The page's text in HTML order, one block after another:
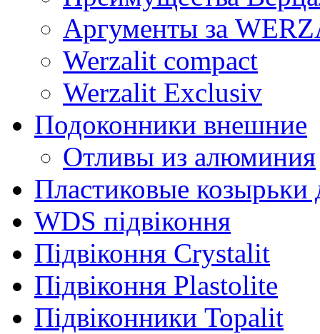
Аргументы за
Werzalit compact
Werzalit Exclusiv
Подоконники внешние
Отливы из алюминия
Пластиковые
WDS підвіконня
Підвіконня Crystalit
Підвіконня Plastolite
Підвіконники Topalit